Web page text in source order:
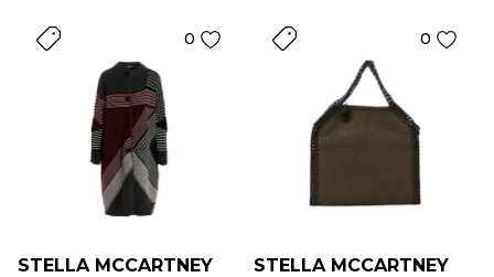
0
STELLA MCCARTNEY
0
STELLA MCCARTNEY